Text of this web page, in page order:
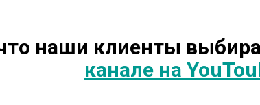
наши клиенты
канале на